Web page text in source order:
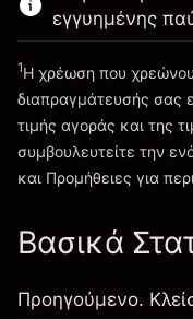
εγγυημένης
1Η χρέωση που
διαπραγμάτευσής σας
τιμής αγοράς και της
συμβουλευτείτε την
και Προμήθειες για
Βασικά
Προηγούμενο.